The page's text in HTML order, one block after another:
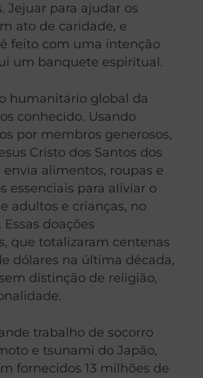
Jejuar para ajudar os
ato de caridade, e
feito com uma intenção
um banquete espiritual.
humanitário global da
conhecido. Usando
por membros generosos,
Cristo dos Santos dos
envia alimentos, roupas e
essenciais para aliviar o
adultos e crianças, no
doações
que totalizaram centenas
dólares na última década,
distinção de religião,
trabalho de socorro
e tsunami do Japão,
fornecidos 13 milhões de